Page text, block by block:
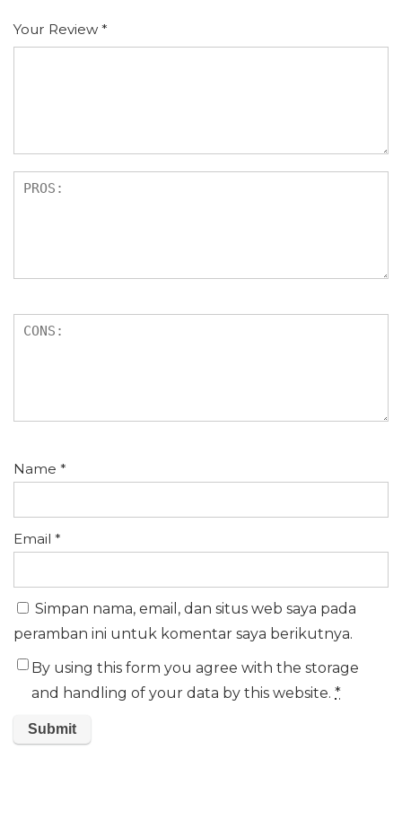
Your Review *
Name *
Email *
Simpan nama, email, dan situs web saya pada
peramban ini untuk komentar saya berikutnya.
By using this form you agree with the storage
and handling of your data by this website. *